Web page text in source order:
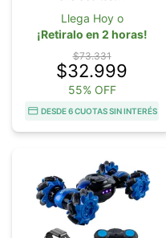
Llega Hoy o
¡Retiralo en 2 horas!
$73.331
$32.999
55% OFF
DESDE 6 CUOTAS SIN INTERÉS